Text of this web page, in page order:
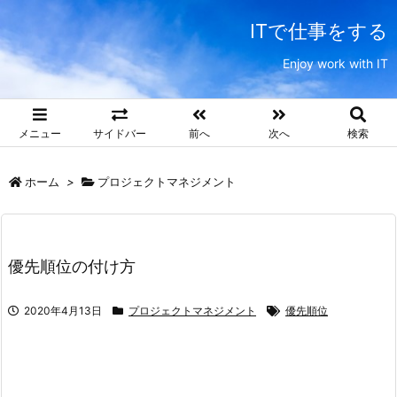
ITで仕事をする
Enjoy work with IT
メニュー サイドバー 前へ 次へ 検索
ホーム > プロジェクトマネジメント
優先順位の付け方
2020年4月13日 プロジェクトマネジメント 優先順位